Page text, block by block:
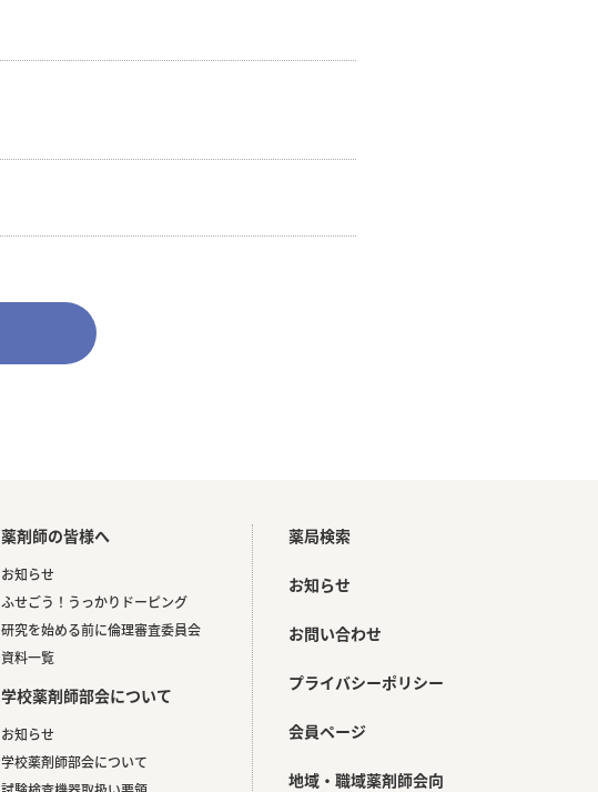
薬剤師の皆様へ
お知らせ
ふせごう！うっかりドーピング
研究を始める前に倫理審査委員会
資料一覧
学校薬剤師部会について
お知らせ
学校薬剤師部会について
薬局検索
お知らせ
お問い合わせ
プライバシーポリシー
会員ページ
地域・職域薬剤師会向